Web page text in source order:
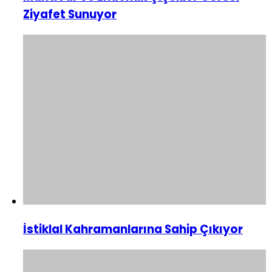
Ziyafet Sunuyor
İstiklal Kahramanlarına Sahip Çıkıyor